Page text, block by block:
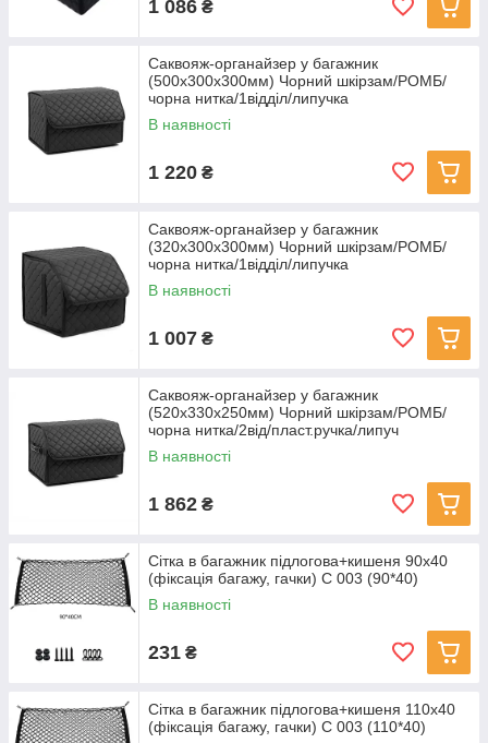
1 086 ₴
Саквояж-органайзер у багажник
(500х300х300мм) Чорний шкірзам/РОМБ/
чорна нитка/1відділ/липучка
В наявності
1 220 ₴
Саквояж-органайзер у багажник
(320х300х300мм) Чорний шкірзам/РОМБ/
чорна нитка/1відділ/липучка
В наявності
1 007 ₴
Саквояж-органайзер у багажник
(520х330х250мм) Чорний шкірзам/РОМБ/
чорна нитка/2від/пласт.ручка/липуч
В наявності
1 862 ₴
Сітка в багажник підлогова+кишеня 90х40
(фіксація багажу, гачки) С 003 (90*40)
В наявності
231 ₴
Сітка в багажник підлогова+кишеня 110х40
(фіксація багажу, гачки) С 003 (110*40)